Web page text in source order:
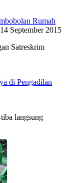
Rumah
September 2015
Satreskrim
di Pengadilan
langsung